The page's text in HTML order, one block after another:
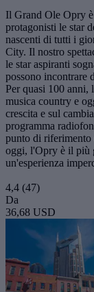
Il Grand Ole Opry
protagonisti le star
nascenti di tutti i
City. Il nostro
le star aspiranti
possono incontrare
Per quasi 100 anni,
musica country e
crescita e sul
programma
punto di riferimento
oggi, l'Opry è il più
un'esperienza
4,4 (47)
Da
36,68 USD